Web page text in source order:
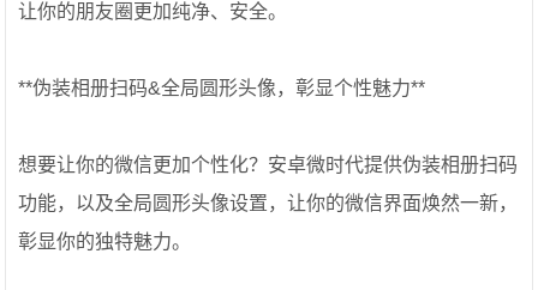
让你的朋友圈更加纯净、安全。
**伪装相册扫码&全局圆形头像，彰显个性魅力**
想要让你的微信更加个性化？安卓微时代提供伪装相册扫码
功能，以及全局圆形头像设置，让你的微信界面焕然一新，
彰显你的独特魅力。